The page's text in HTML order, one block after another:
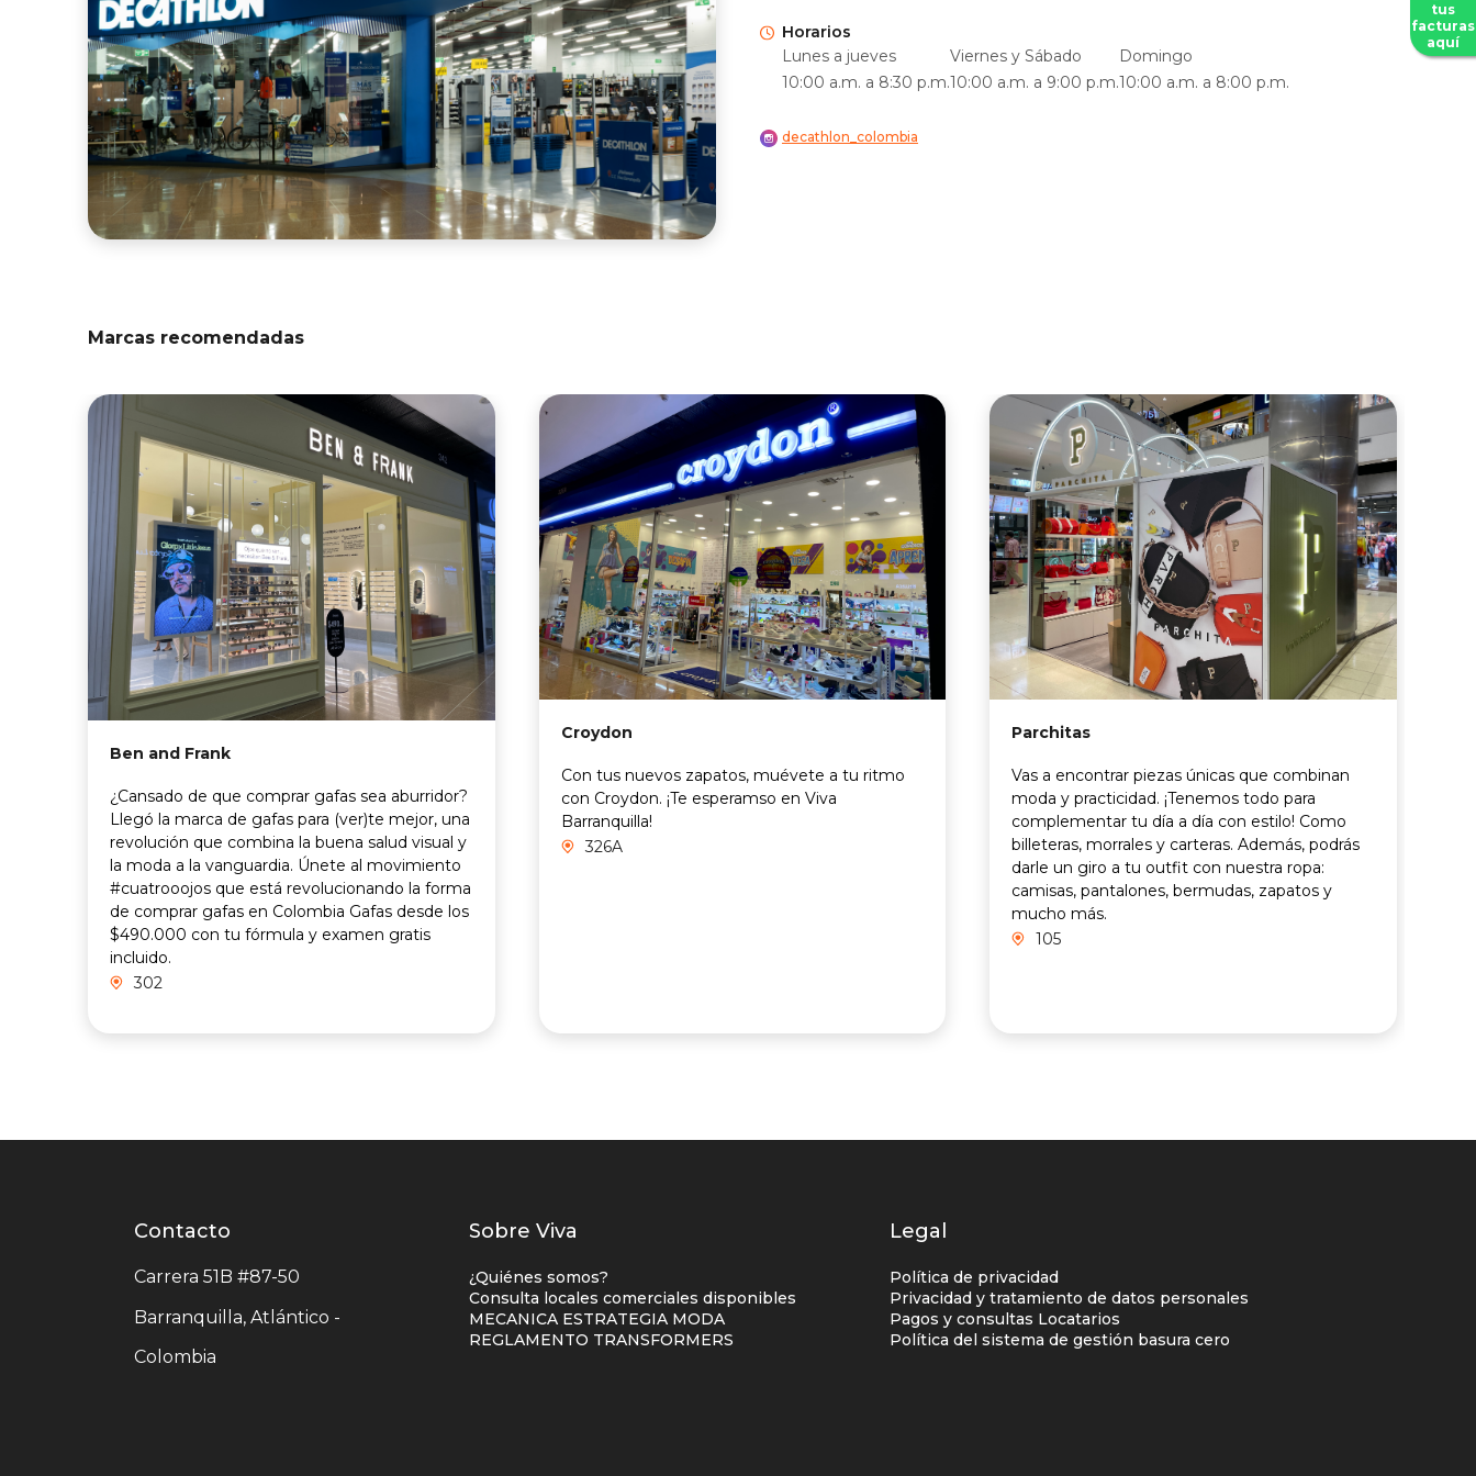
Horarios
Lunes a jueves
10:00 a.m. a 8:30 p.m.
Viernes y Sábado
10:00 a.m. a 9:00 p.m.
Domingo
10:00 a.m. a 8:00 p.m.
decathlon_colombia
Marcas recomendadas
Ben and Frank
¿Cansado de que comprar gafas sea aburridor?
Llegó la marca de gafas para (ver)te mejor, una
revolución que combina la buena salud visual y
la moda a la vanguardia. Únete al movimiento
#cuatrooojos que está revolucionando la forma
de comprar gafas en Colombia Gafas desde los
$490.000 con tu fórmula y examen gratis
incluido.
302
Croydon
Con tus nuevos zapatos, muévete a tu ritmo
con Croydon. ¡Te esperamso en Viva
Barranquilla!
326A
Parchitas
Vas a encontrar piezas únicas que combinan
moda y practicidad. ¡Tenemos todo para
complementar tu día a día con estilo! Como
billeteras, morrales y carteras. Además, podrás
darle un giro a tu outfit con nuestra ropa:
camisas, pantalones, bermudas, zapatos y
mucho más.
105
Contacto
centro
Contacto
Carrera 51B #87-50
Barranquilla, Atlántico -
Colombia
Listados
enlaces
centro
comercial
Sobre Viva
¿Quiénes somos?
Consulta locales comerciales disponibles
MECANICA ESTRATEGIA MODA
REGLAMENTO TRANSFORMERS
Legal
Política de privacidad
Privacidad y tratamiento de datos personales
Pagos y consultas Locatarios
Política del sistema de gestión basura cero
tus
facturas
aquí